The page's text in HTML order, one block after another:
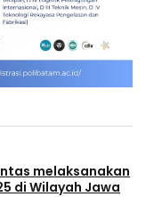
melaksanakan
di Wilayah Jawa